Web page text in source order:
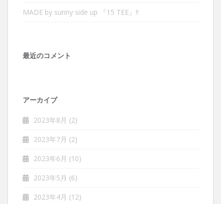
MADE by sunny side up 『15 TEE』‼︎
最近のコメント
アーカイブ
2023年8月 (2)
2023年7月 (2)
2023年6月 (10)
2023年5月 (6)
2023年4月 (12)